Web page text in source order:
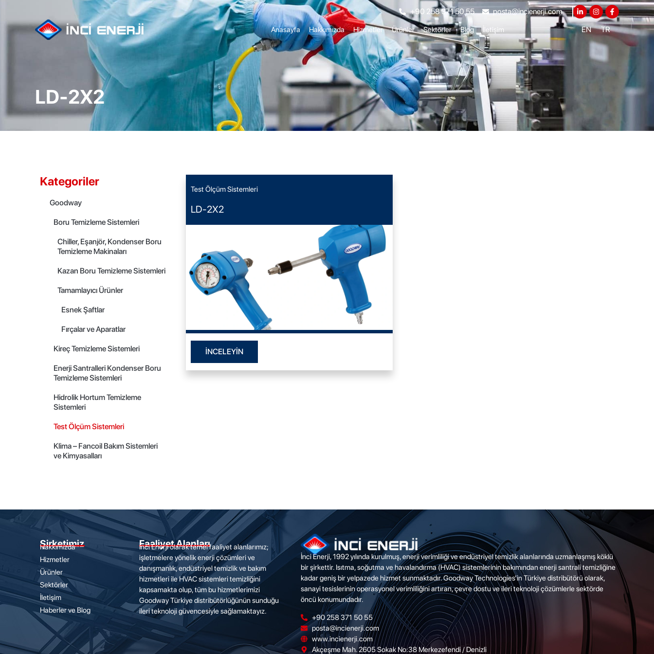
+90 258 371 50 55 posta@incienerji.com
Anasayfa Hakkımızda Hizmetler Ürünler Sektörler Blog İletişim EN TR
LD-2X2
Kategoriler
Goodway
Boru Temizleme Sistemleri
Chiller, Eşanjör, Kondenser Boru
Temizleme Makinaları
Kazan Boru Temizleme Sistemleri
Tamamlayıcı Ürünler
Esnek Şaftlar
Fırçalar ve Aparatlar
Kireç Temizleme Sistemleri
Enerji Santralleri Kondenser Boru
Temizleme Sistemleri
Hidrolik Hortum Temizleme
Sistemleri
Test Ölçüm Sistemleri
Klima – Fancoil Bakım Sistemleri
ve Kimyasalları
Test Ölçüm Sistemleri
LD-2X2
İNCELEYİN
Şirketimiz
Hakkımızda
Hizmetler
Ürünler
Sektörler
İletişim
Haberler ve Blog
Faaliyet Alanları
İnci Enerji olarak temel faaliyet alanlarımız;
işletmelere yönelik enerji çözümleri ve
danışmanlık, endüstriyel temizlik ve bakım
hizmetleri ile HVAC sistemleri temizliğini
kapsamakta olup, tüm bu hizmetlerimizi
Goodway Türkiye distribütörlüğünün sunduğu
ileri teknoloji güvencesiyle sağlamaktayız.
İnci Enerji, 1992 yılında kurulmuş, enerji verimliliği ve endüstriyel temizlik alanlarında uzmanlaşmış köklü
bir şirkettir. Isıtma, soğutma ve havalandırma (HVAC) sistemlerinin bakımından enerji santrali temizliğine
kadar geniş bir yelpazede hizmet sunmaktadır. Goodway Technologies’in Türkiye distribütörü olarak,
sanayi tesislerinin operasyonel verimliliğini artıran, çevre dostu ve ileri teknoloji çözümlerle sektörde
öncü konumundadır.
+90 258 371 50 55
posta@incienerji.com
www.incienerji.com
Akçeşme Mah. 2605 Sokak No:38 Merkezefendi / Denizli